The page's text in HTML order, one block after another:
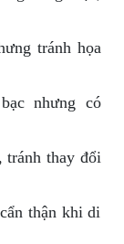
tránh họa
nhưng có
tránh thay đổi
thận khi di